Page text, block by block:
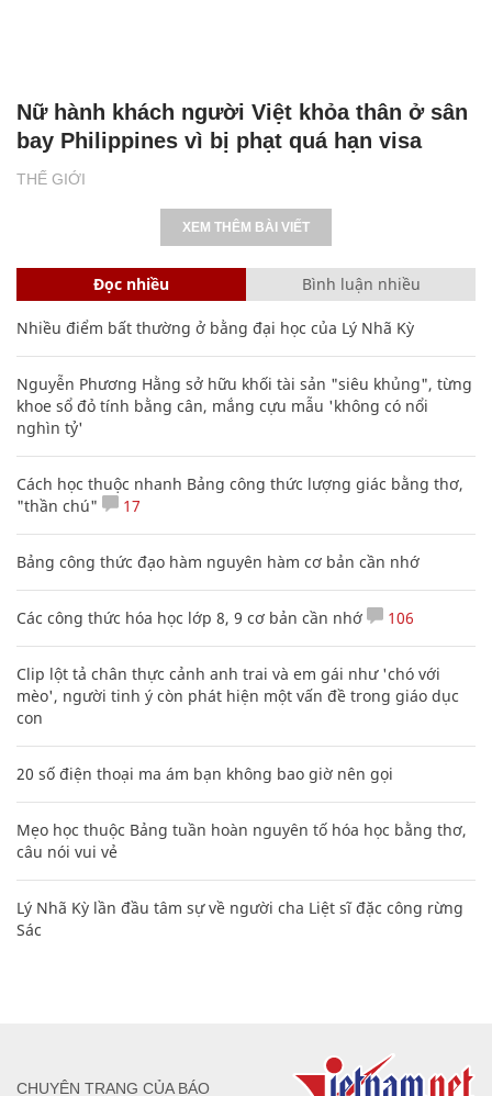
THẾ GIỚI
Nữ hành khách người Việt khỏa thân ở sân
bay Philippines vì bị phạt quá hạn visa
XEM THÊM BÀI VIẾT
Đọc nhiều Bình luận nhiều
Nhiều điểm bất thường ở bằng đại học của Lý Nhã Kỳ
Nguyễn Phương Hằng sở hữu khối tài sản "siêu khủng", từng
khoe sổ đỏ tính bằng cân, mắng cựu mẫu 'không có nổi
nghìn tỷ'
Cách học thuộc nhanh Bảng công thức lượng giác bằng thơ,
"thần chú"
17
Bảng công thức đạo hàm nguyên hàm cơ bản cần nhớ
Các công thức hóa học lớp 8, 9 cơ bản cần nhớ 106
Clip lột tả chân thực cảnh anh trai và em gái như 'chó với
mèo', người tinh ý còn phát hiện một vấn đề trong giáo dục
con
20 số điện thoại ma ám bạn không bao giờ nên gọi
Mẹo học thuộc Bảng tuần hoàn nguyên tố hóa học bằng thơ,
câu nói vui vẻ
Lý Nhã Kỳ lần đầu tâm sự về người cha Liệt sĩ đặc công rừng
Sác
CHUYÊN TRANG CỦA BÁO